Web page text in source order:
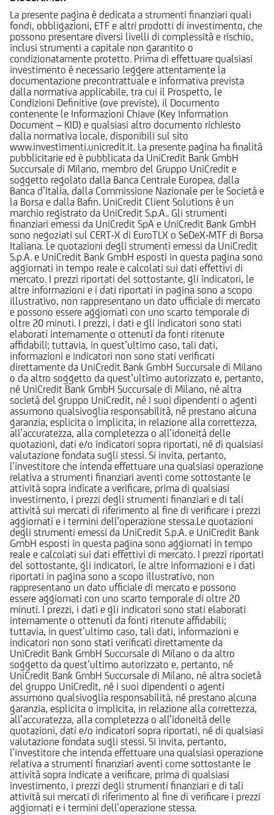
La presente pagina è dedicata a strumenti finanziari quali
fondi, obbligazioni, ETF e altri prodotti di investimento, che
possono presentare diversi livelli di complessità e rischio,
inclusi strumenti a capitale non garantito o
condizionatamente protetto. Prima di effettuare qualsiasi
investimento è necessario leggere attentamente la
documentazione precontrattuale e informativa prevista
dalla normativa applicabile, tra cui il Prospetto, le
Condizioni Definitive (ove previste), il Documento
contenente le Informazioni Chiave (Key Information
Document – KID) e qualsiasi altro documento richiesto
dalla normativa locale, disponibili sul sito
www.investimenti.unicredit.it. La presente pagina ha finalità
pubblicitarie ed è pubblicata da UniCredit Bank GmbH
Succursale di Milano, membro del Gruppo UniCredit e
soggetto regolato dalla Banca Centrale Europea, dalla
Banca d’Italia, dalla Commissione Nazionale per le Società e
la Borsa e dalla Bafin. UniCredit Client Solutions è un
marchio registrato da UniCredit S.p.A.. Gli strumenti
finanziari emessi da UniCredit SpA e UniCredit Bank GmbH
sono negoziati sul CERT-X di EuroTLX o SeDeX-MTF di Borsa
Italiana. Le quotazioni degli strumenti emessi da UniCredit
S.p.A. e UniCredit Bank GmbH esposti in questa pagina sono
aggiornati in tempo reale e calcolati sui dati effettivi di
mercato. I prezzi riportati del sottostante, gli indicatori, le
altre informazioni e i dati riportati in pagina sono a scopo
illustrativo, non rappresentano un dato ufficiale di mercato
e possono essere aggiornati con uno scarto temporale di
oltre 20 minuti. I prezzi, i dati e gli indicatori sono stati
elaborati internamente o ottenuti da fonti ritenute
affidabili; tuttavia, in quest’ultimo caso, tali dati,
informazioni e indicatori non sono stati verificati
direttamente da UniCredit Bank GmbH Succursale di Milano
o da altro soggetto da quest’ultimo autorizzato e, pertanto,
né UniCredit Bank GmbH Succursale di Milano, né altra
società del gruppo UniCredit, né i suoi dipendenti o agenti
assumono qualsivoglia responsabilità, né prestano alcuna
garanzia, esplicita o implicita, in relazione alla correttezza,
all’accuratezza, alla completezza o all’idoneità delle
quotazioni, dati e/o indicatori sopra riportati, né di qualsiasi
valutazione fondata sugli stessi. Si invita, pertanto,
l’investitore che intenda effettuare una qualsiasi operazione
relativa a strumenti finanziari aventi come sottostante le
attività sopra indicate a verificare, prima di qualsiasi
investimento, i prezzi degli strumenti finanziari e di tali
attività sui mercati di riferimento al fine di verificare i prezzi
aggiornati e i termini dell’operazione stessa.Le quotazioni
degli strumenti emessi da UniCredit S.p.A. e UniCredit Bank
GmbH esposti in questa pagina sono aggiornati in tempo
reale e calcolati sui dati effettivi di mercato. I prezzi riportati
del sottostante, gli indicatori, le altre informazioni e i dati
riportati in pagina sono a scopo illustrativo, non
rappresentano un dato ufficiale di mercato e possono
essere aggiornati con uno scarto temporale di oltre 20
minuti. I prezzi, i dati e gli indicatori sono stati elaborati
internamente o ottenuti da fonti ritenute affidabili;
tuttavia, in quest’ultimo caso, tali dati, informazioni e
indicatori non sono stati verificati direttamente da
UniCredit Bank GmbH Succursale di Milano o da altro
soggetto da quest’ultimo autorizzato e, pertanto, né
UniCredit Bank GmbH Succursale di Milano, né altra società
del gruppo UniCredit, né i suoi dipendenti o agenti
assumono qualsivoglia responsabilità, né prestano alcuna
garanzia, esplicita o implicita, in relazione alla correttezza,
all’accuratezza, alla completezza o all’idoneità delle
quotazioni, dati e/o indicatori sopra riportati, né di qualsiasi
valutazione fondata sugli stessi. Si invita, pertanto,
l’investitore che intenda effettuare una qualsiasi operazione
relativa a strumenti finanziari aventi come sottostante le
attività sopra indicate a verificare, prima di qualsiasi
investimento, i prezzi degli strumenti finanziari e di tali
attività sui mercati di riferimento al fine di verificare i prezzi
aggiornati e i termini dell’operazione stessa.